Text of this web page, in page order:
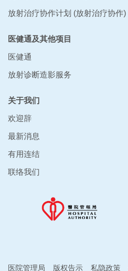
放射治疗协作计划 (放射治疗协作)
医健通及其他项目
医健通
放射诊断造影服务
关于我们
欢迎辞
最新消息
有用连结
联络我们
医院管理局 版权告示 私隐政策